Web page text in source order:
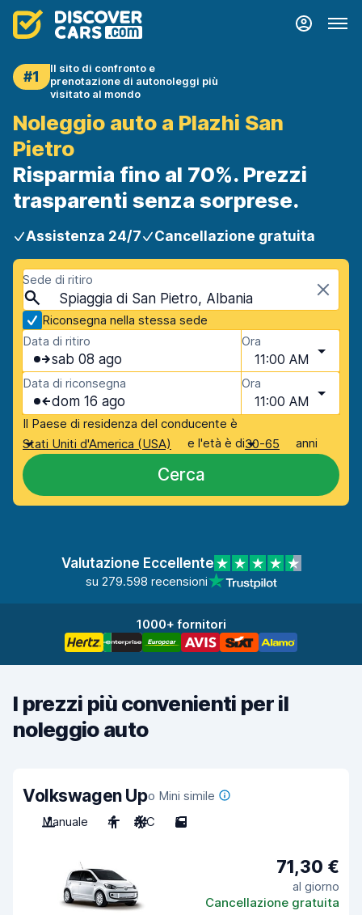
#1
Il sito di confronto e
prenotazione di autonoleggi più
visitato al mondo
Noleggio auto a Plazhi San
Pietro
Risparmia fino al 70%. Prezzi
trasparenti senza sorprese.
Assistenza 24/7 Cancellazione gratuita
Sede di ritiro
Spiaggia di San Pietro, Albania
Riconsegna nella stessa sede
Data di ritiro
sab 08 ago
Ora
11:00 AM
Data di riconsegna
dom 16 ago
Ora
11:00 AM
Il Paese di residenza del conducente è
Stati Uniti d'America (USA)
e l'età è di30-65 anni
Cerca
Valutazione Eccellente
su 279.598 recensioni
1000+ fornitori
I prezzi più convenienti per il
noleggio auto
Volkswagen Upo Mini simile
Manuale
4 A/C 5
71,30 €
al giorno
Cancellazione gratuita